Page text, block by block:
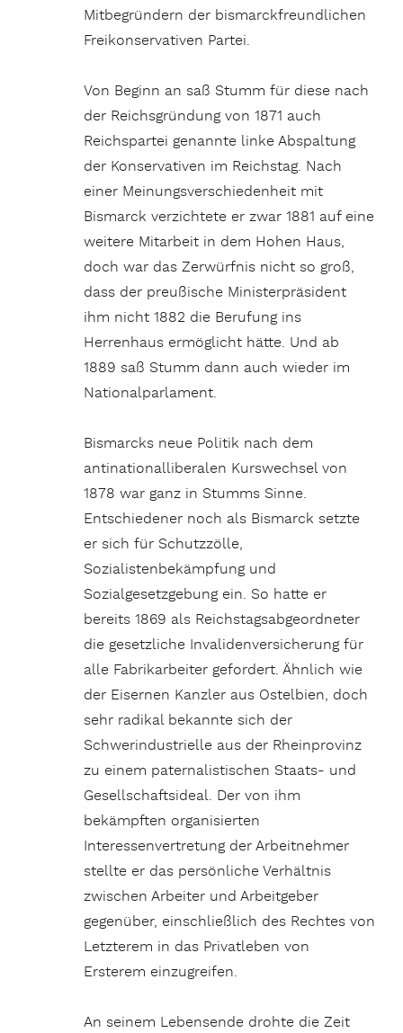
Mitbegründern der bismarck­freundlichen
Freikonservativen Partei.
Von Beginn an saß Stumm für diese nach
der Reichsgründung von 1871 auch
Reichspartei genannte linke Abspaltung
der Konservativen im Reichstag. Nach
einer Meinungsverschiedenheit mit
Bismarck verzichtete er zwar 1881 auf eine
weitere Mitarbeit in dem Hohen Haus,
doch war das Zerwürfnis nicht so groß,
dass der preußische Ministerpräsident
ihm nicht 1882 die Berufung ins
Herrenhaus ermöglicht hätte. Und ab
1889 saß Stumm dann auch wieder im
Nationalparlament.
Bismarcks neue Politik nach dem
antinationalliberalen Kurswechsel von
1878 war ganz in Stumms Sinne.
Entschiedener noch als Bismarck setzte
er sich für Schutzzölle,
Sozialistenbekämpfung und
Sozialgesetzgebung ein. So hatte er
bereits 1869 als Reichstagsabgeordneter
die gesetzliche Invalidenversicherung für
alle Fabrikarbeiter gefordert. Ähnlich wie
der Eisernen Kanzler aus Ostelbien, doch
sehr radikal bekannte sich der
Schwerindustrielle aus der Rheinprovinz
zu einem paternalistischen Staats- und
Gesellschaftsideal. Der von ihm
bekämpften organisierten
Interessenvertretung der Arbeitnehmer
stellte er das persönliche Verhältnis
zwischen Arbeiter und Arbeitgeber
gegenüber, einschließlich des Rechtes von
Letzterem in das Privatleben von
Ersterem einzugreifen.
An seinem Lebensende drohte die Zeit